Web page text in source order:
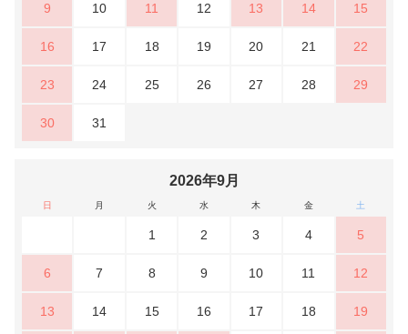
9 10 11 12 13 14 15
16 17 18 19 20 21 22
23 24 25 26 27 28 29
30 31
2026年9月
日 月 火 水 木 金 土
1 2 3 4 5
6 7 8 9 10 11 12
13 14 15 16 17 18 19